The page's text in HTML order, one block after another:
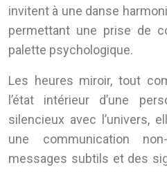
invitent à une danse
permettant une prise de
palette psychologique.
Les heures miroir, tout
l’état intérieur d’une
silencieux avec l’univers,
une communication
messages subtils et des